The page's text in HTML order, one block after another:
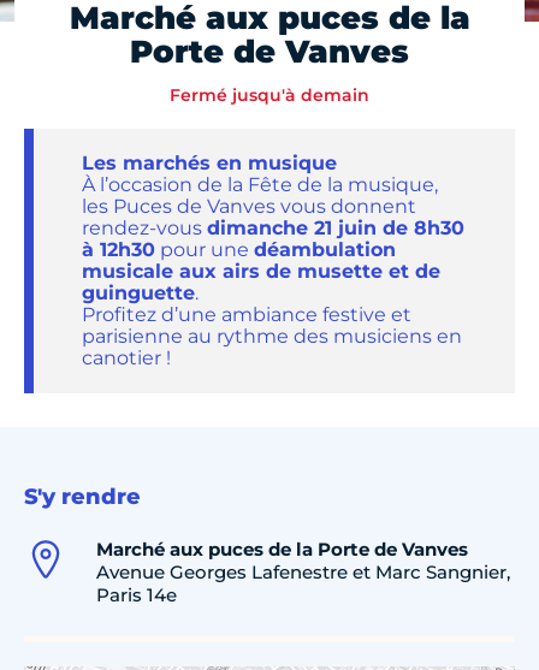
Marché aux puces de la
Porte de Vanves
Fermé jusqu'à demain
Les marchés en musique
À l’occasion de la Fête de la musique,
les Puces de Vanves vous donnent
rendez-vous dimanche 21 juin de 8h30
à 12h30 pour une déambulation
musicale aux airs de musette et de
guinguette.
Profitez d’une ambiance festive et
parisienne au rythme des musiciens en
canotier !
S'y rendre
Marché aux puces de la Porte de Vanves
Avenue Georges Lafenestre et Marc Sangnier,
Paris 14e